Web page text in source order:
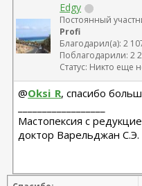
Edgy
Постоянный
Profi
Благодарил(а): 2
Поблагодарили: 2
Статус: Никто еще
@Oksi_R, спасибо
Мастопексия с
доктор Варельджан С.Э.